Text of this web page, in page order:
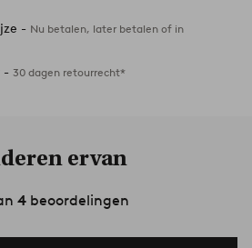
- Nu betalen, later betalen of in
- 30 dagen retourrecht*
ervan
4 beoordelingen